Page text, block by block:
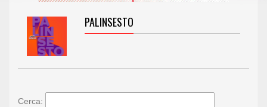
PALINSESTO
Cerca: